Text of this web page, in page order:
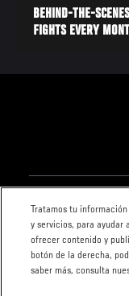
BEHIND-THE-
FIGHTS EVERY
Pie
de
Página
CONTACTO
Tratamos tu
y servicios, para ayudar
ofrecer contenido y
botón de la derecha,
saber más, consulta